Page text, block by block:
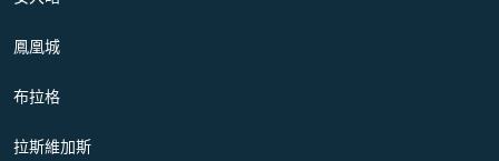
鳳凰城
布拉格
拉斯維加斯